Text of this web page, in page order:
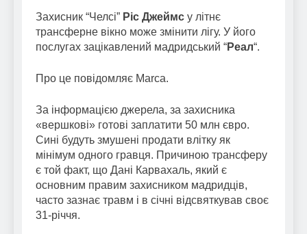
Захисник “Челсі” Ріс Джеймс у літнє
трансферне вікно може змінити лігу. У його
послугах зацікавлений мадридський “Реал“.
Про це повідомляє Marca.
За інформацією джерела, за захисника
«вершкові» готові заплатити 50 млн євро.
Сині будуть змушені продати влітку як
мінімум одного гравця. Причиною трансферу
є той факт, що Дані Карвахаль, який є
основним правим захисником мадридців,
часто зазнає травм і в січні відсвяткував своє
31-річчя.